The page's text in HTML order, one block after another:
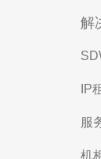
解
IP
服
机